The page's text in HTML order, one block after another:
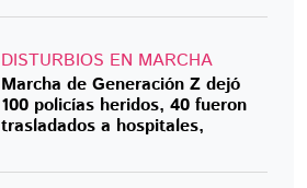
DISTURBIOS EN MARCHA
Marcha de Generación Z dejó
100 policías heridos, 40 fueron
trasladados a hospitales,